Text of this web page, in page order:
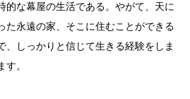
的な幕屋の生活である。やがて、天に
た永遠の家、そこに住むことができる
、しっかりと信じて生きる経験をしま
。